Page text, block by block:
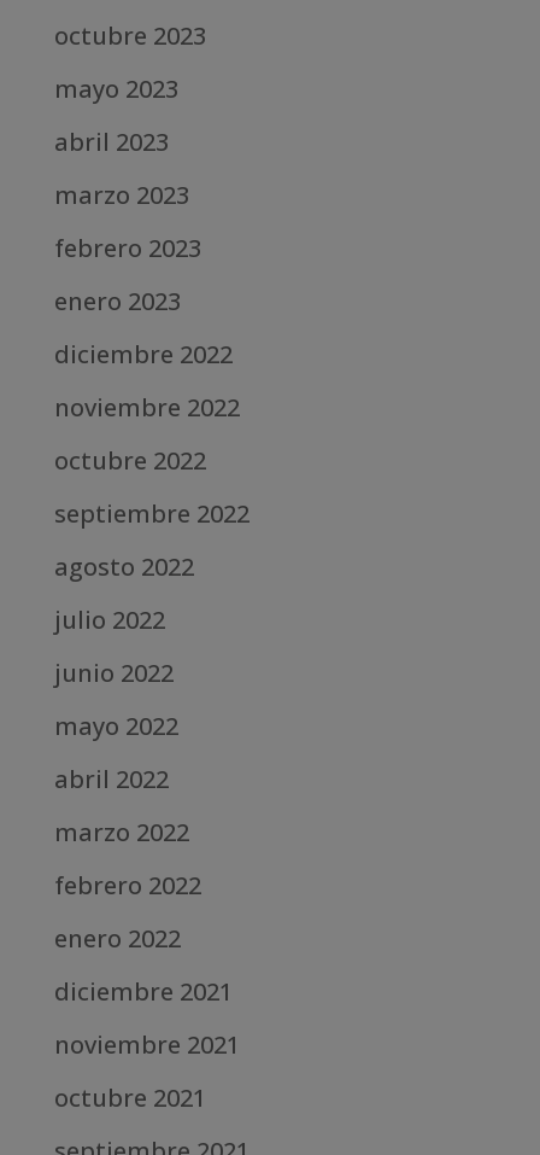
octubre 2023
mayo 2023
abril 2023
marzo 2023
febrero 2023
enero 2023
diciembre 2022
noviembre 2022
octubre 2022
septiembre 2022
agosto 2022
julio 2022
junio 2022
mayo 2022
abril 2022
marzo 2022
febrero 2022
enero 2022
diciembre 2021
noviembre 2021
octubre 2021